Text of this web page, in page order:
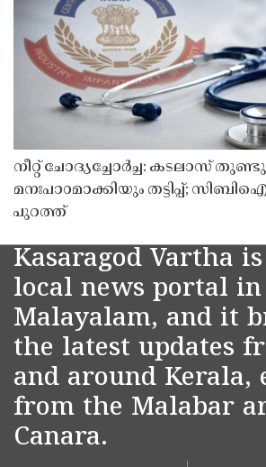
നീറ്റ് ചോദ്യച്ചോർച്ച: കടലാസ്
മനഃപാഠമാക്കിയും തട്ടിപ്പ്;
പുറത്ത്
Kasaragod Vartha
local news portal in
Malayalam, and it
the latest updates
and around Kerala,
from the Malabar
Canara.